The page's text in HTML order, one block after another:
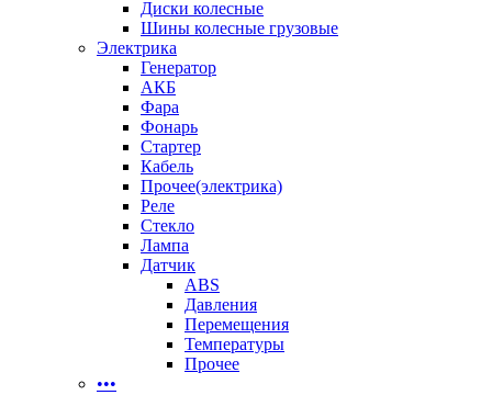
Диски колесные
Шины колесные грузовые
Электрика
Генератор
АКБ
Фара
Фонарь
Стартер
Кабель
Прочее(электрика)
Реле
Стекло
Лампа
Датчик
ABS
Давления
Перемещения
Температуры
Прочее
•••